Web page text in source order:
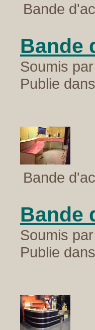
Bande
Bande
Soumis
Publie dans
Bande
Bande
Soumis
Publie dans